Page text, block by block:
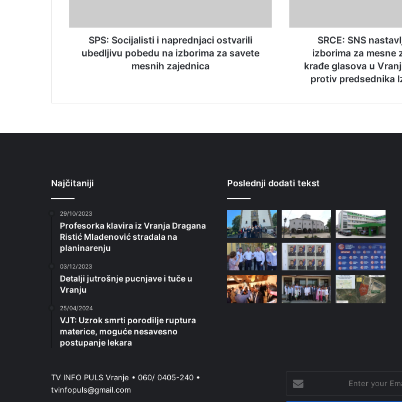
SPS: Socijalisti i naprednjaci ostvarili
ubedljivu pobedu na izborima za savete
mesnih zajednica
SRCE: SNS
izborima za mesne
krađe glasova u
protiv predsednika
Najčitaniji
29/10/2023
Profesorka klavira iz Vranja Dragana
Ristić Mladenović stradala na
planinarenju
03/12/2023
Detalji jutrošnje pucnjave i tuče u
Vranju
25/04/2024
VJT: Uzrok smrti porodilje ruptura
materice, moguće nesavesno
postupanje lekara
Poslednji dodati tekst
TV INFO PULS Vranje • 060/ 0405-240 •
tvinfopuls@gmail.com
your